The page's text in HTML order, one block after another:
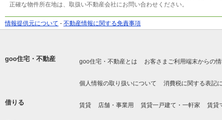
正確な物件所在地は、取扱い不動産会社にお問い合わせください。
情報提供元について - 不動産情報に関する免責事項
goo住宅・不動産 goo住宅・不動産とは お客さまご利用端末からの
個人情報の取り扱いについて 消費税に関する表記
借りる 賃貸 店舗・事業用 賃貸一戸建て・一軒家 賃貸